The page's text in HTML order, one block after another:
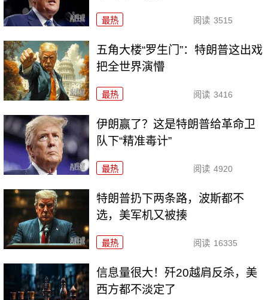
最热 阅读 3515
五角大楼“罗生门”：特朗普这出戏
把全世界演懵
最热 阅读 3416
伊朗赢了？这是特朗普给革命卫
队下“精准毒计”
最热 阅读 4920
特朗普扔下两条路，波斯都不
选，美军机又被揍
最热 阅读 16335
信息量很大！歼20越肩反杀，美
西方都不淡定了